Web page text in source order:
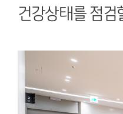
건강상태를 점검